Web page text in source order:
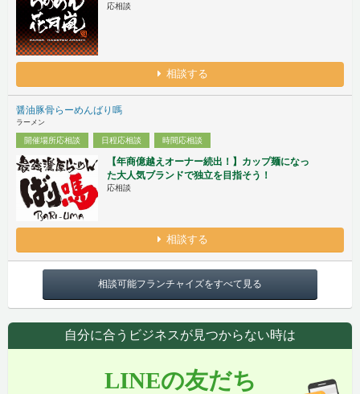
応相談
相談する
醤油豚骨らーめんばり嗎
ラーメン
開催場所応相談 日程応相談 時間応相談
【年商億越えオーナー続出！】カップ麺になっ
た大人気ブランドで独立を目指そう！
応相談
相談する
相談可能フランチャイズをすべて見る
自分に合うビジネスが見つからない時は
LINEの友だち